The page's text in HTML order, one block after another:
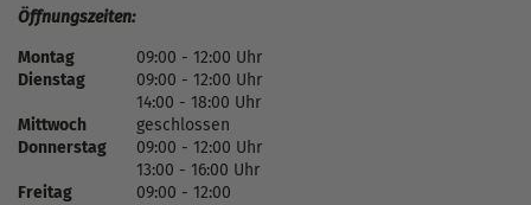
Öffnungszeiten:
Montag
09:00 - 12:00 Uhr
Dienstag
09:00 - 12:00 Uhr
14:00 - 18:00 Uhr
Mittwoch
geschlossen
Donnerstag
09:00 - 12:00 Uhr
13:00 - 16:00 Uhr
Freitag
09:00 - 12:00